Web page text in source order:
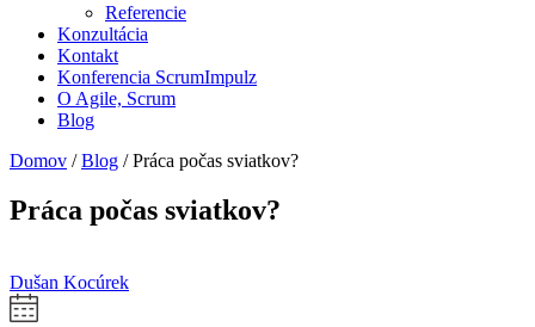
Referencie
Konzultácia
Kontakt
Konferencia ScrumImpulz
O Agile, Scrum
Blog
Domov / Blog / Práca počas sviatkov?
Práca počas sviatkov?
Dušan Kocúrek